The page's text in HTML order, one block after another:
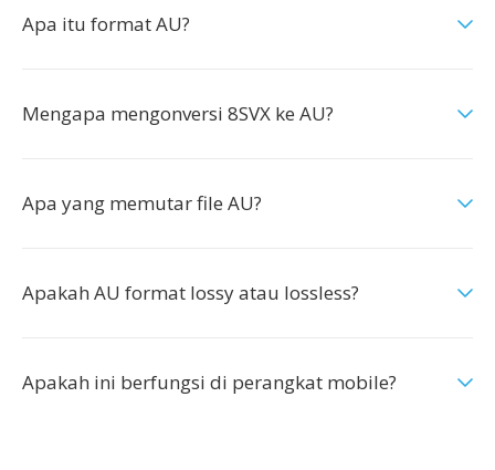
Apa itu format AU?
Mengapa mengonversi 8SVX ke AU?
Apa yang memutar file AU?
Apakah AU format lossy atau lossless?
Apakah ini berfungsi di perangkat mobile?